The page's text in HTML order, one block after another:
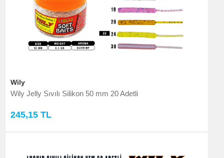
Wily
Wily Jelly Sıvılı Silikon 50 mm 20 Adetli
245,15 TL